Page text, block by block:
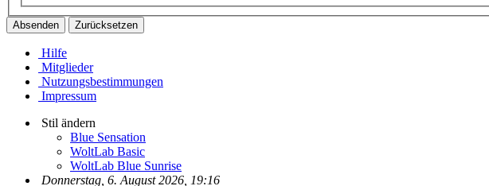
Hilfe
Mitglieder
Nutzungsbestimmungen
Impressum
Stil ändern
Blue Sensation
WoltLab Basic
WoltLab Blue Sunrise
Donnerstag, 6. August 2026, 19:16